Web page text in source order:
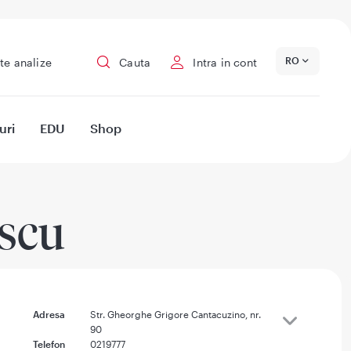
analize Cauta Intra in cont RO
EDU Shop
Adresa
Str. Gheorghe Grigore Cantacuzino, nr.
90
Telefon
0219777